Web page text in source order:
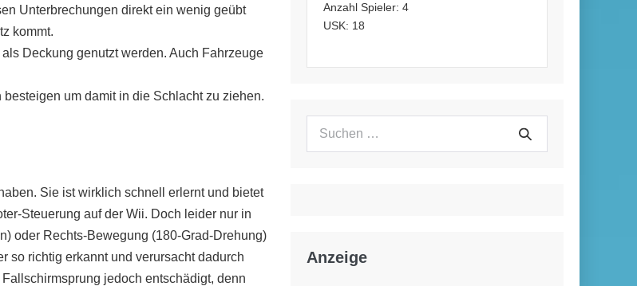
Unterbrechungen direkt ein wenig geübt
kommt.
Deckung genutzt werden. Auch Fahrzeuge
um damit in die Schlacht zu ziehen.
Sie ist wirklich schnell erlernt und bietet
Steuerung auf der Wii. Doch leider nur in
oder Rechts-Bewegung (180-Grad-Drehung)
so richtig erkannt und verursacht dadurch
jedoch entschädigt, denn
Anzahl Spieler: 4
USK: 18
Suchen
Suche
Anzeige